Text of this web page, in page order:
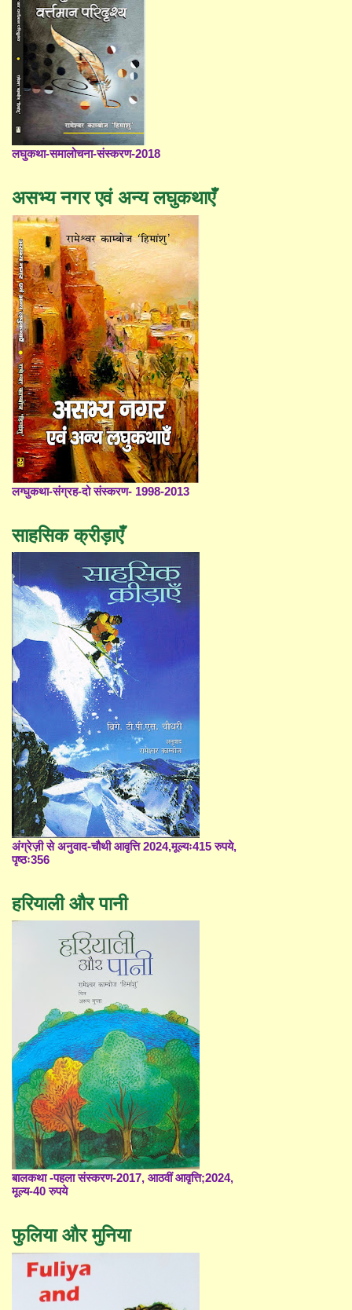
लघुकथा-समालोचना-संस्करण-2018
असभ्य नगर एवं अन्य लघुकथाएँ
लग्घुकथा-संग्रह-दो संस्करण- 1998-2013
साहसिक क्रीड़ाएँ
अंग्रेज़ी से अनुवाद-चौथी आवृत्ति 2024,मूल्यः415 रुपये,
पृष्ठः356
हरियाली और पानी
बालकथा -पहला संस्करण-2017, आठवीं आवृत्ति;2024,
मूल्य-40 रुपये
फुलिया और मुनिया